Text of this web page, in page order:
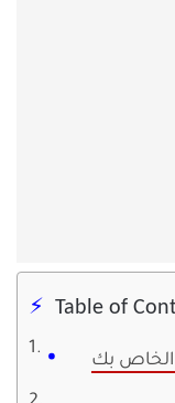
Table of
الخاص بك